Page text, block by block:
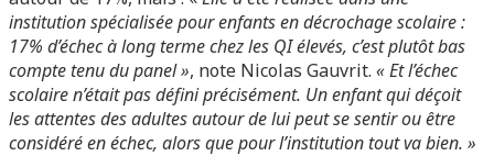
institution spécialisée pour enfants en décrochage scolaire :
17% d’échec à long terme chez les QI élevés, c’est plutôt bas
compte tenu du panel », note Nicolas Gauvrit. « Et l’échec
scolaire n’était pas défini précisément. Un enfant qui déçoit
les attentes des adultes autour de lui peut se sentir ou être
considéré en échec, alors que pour l’institution tout va bien. »